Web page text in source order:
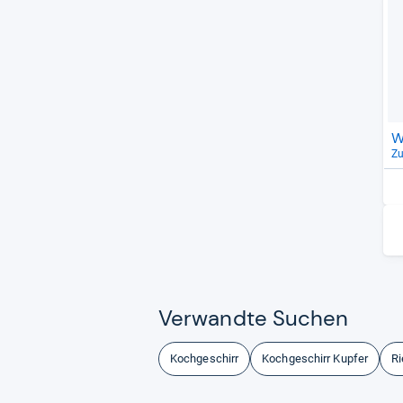
Ver­wandte Suchen
Kochgeschirr Kochgeschirr Kupfer